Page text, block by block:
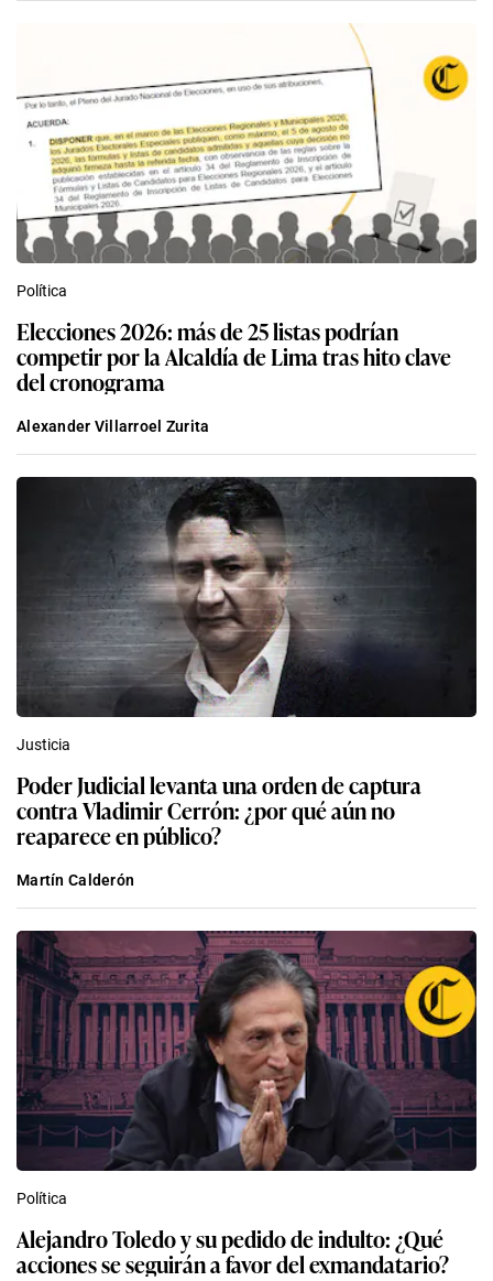
Política
Elecciones 2026: más de 25 listas podrían
competir por la Alcaldía de Lima tras hito clave
del cronograma
Alexander Villarroel Zurita
Justicia
Poder Judicial levanta una orden de captura
contra Vladimir Cerrón: ¿por qué aún no
reaparece en público?
Martín Calderón
Política
Alejandro Toledo y su pedido de indulto: ¿Qué
acciones se seguirán a favor del exmandatario?